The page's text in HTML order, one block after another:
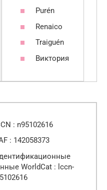
Purén
Renaico
Traiguén
Виктория
: n95102616
: 142058373
WorldCat : lccn-